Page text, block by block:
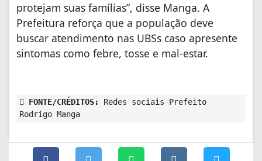
protejam suas famílias”, disse Manga. A
Prefeitura reforça que a população deve
buscar atendimento nas UBSs caso apresente
sintomas como febre, tosse e mal-estar.
FONTE/CRÉDITOS:
Redes sociais Prefeito
Rodrigo Manga